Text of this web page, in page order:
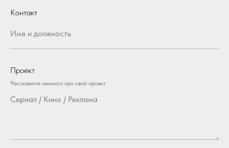
Контакт
Проект
Расскажите немного про свой проект